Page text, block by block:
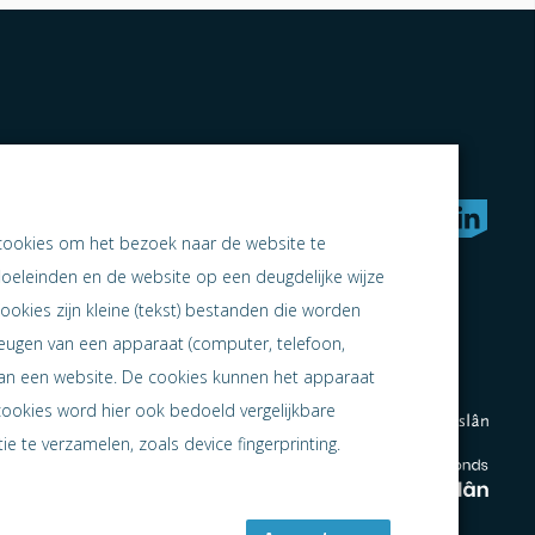
naar samen ondernemen
om het bezoek naar de website te
en de website op een deugdelijke wijze
zijn kleine (tekst) bestanden die worden
van een apparaat (computer, telefoon,
een website. De cookies kunnen het apparaat
word hier ook bedoeld vergelijkbare
te verzamelen, zoals device fingerprinting.